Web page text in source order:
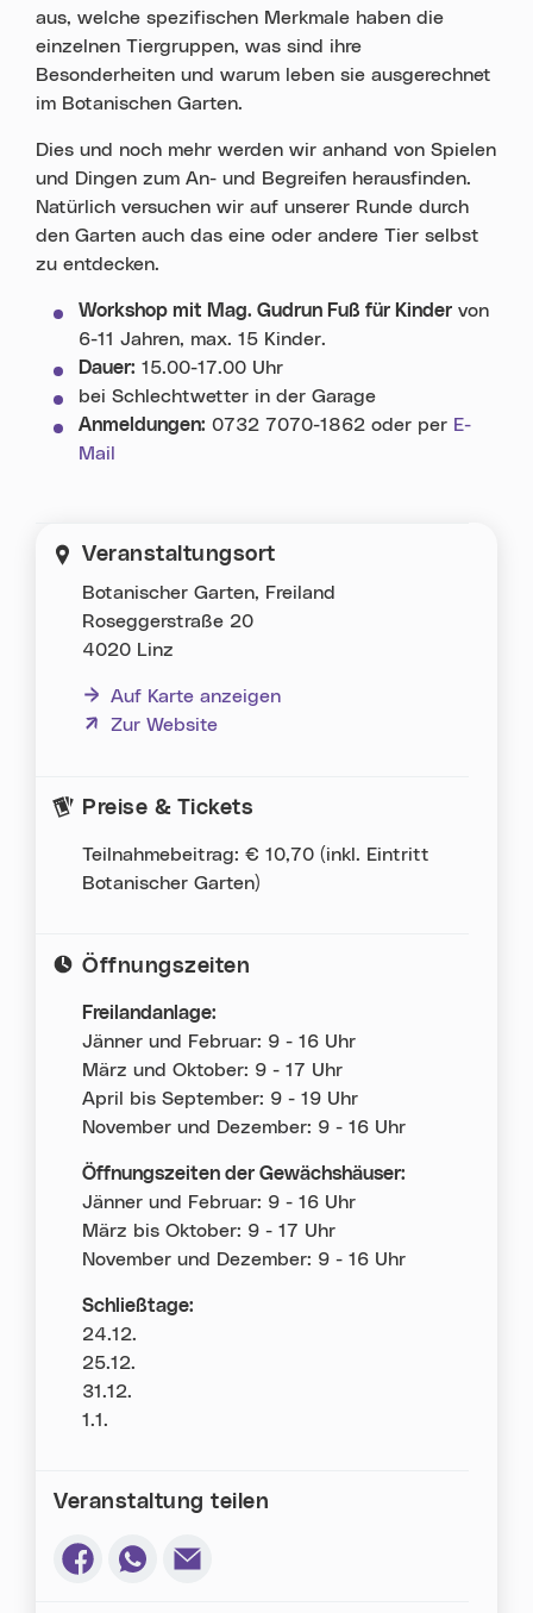
aus, welche spezifischen Merkmale haben die
einzelnen Tiergruppen, was sind ihre
Besonderheiten und warum leben sie ausgerechnet
im Botanischen Garten.
Dies und noch mehr werden wir anhand von Spielen
und Dingen zum An- und Begreifen herausfinden.
Natürlich versuchen wir auf unserer Runde durch
den Garten auch das eine oder andere Tier selbst
zu entdecken.
Workshop mit Mag. Gudrun Fuß für Kinder von
6-11 Jahren, max. 15 Kinder.
Dauer: 15.00-17.00 Uhr
bei Schlechtwetter in der Garage
Anmeldungen: 0732 7070-1862 oder per E-
Mail
Veranstaltungsort
Botanischer Garten, Freiland
Roseggerstraße 20
4020 Linz
Auf Karte anzeigen
Zur Website
(neues Fenster)
Preise & Tickets
Teilnahmebeitrag: € 10,70 (inkl. Eintritt
Botanischer Garten)
Öffnungszeiten
Freilandanlage:
Jänner und Februar: 9 - 16 Uhr
März und Oktober: 9 - 17 Uhr
April bis September: 9 - 19 Uhr
November und Dezember: 9 - 16 Uhr
Öffnungszeiten der Gewächshäuser:
Jänner und Februar: 9 - 16 Uhr
März bis Oktober: 9 - 17 Uhr
November und Dezember: 9 - 16 Uhr
Schließtage:
24.12.
25.12.
31.12.
1.1.
Veranstaltung teilen